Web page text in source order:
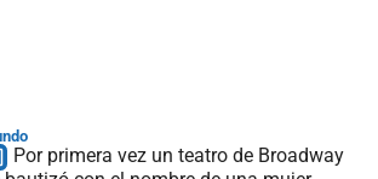
Por primera vez un teatro de Broadway